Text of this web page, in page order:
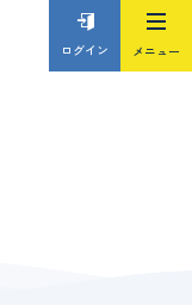
ログイン